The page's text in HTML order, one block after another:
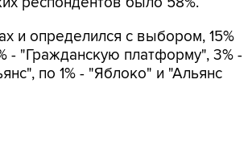
и определился с выбором, 15%
"Гражданскую платформу", 3% -
по 1% - "Яблоко" и "Альянс